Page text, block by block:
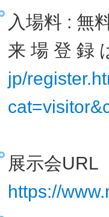
入場料 : 無
来 場 登 録
jp/
展示会URL
https://